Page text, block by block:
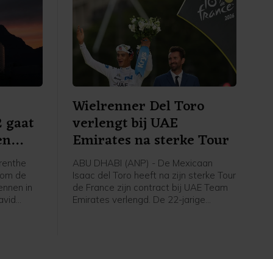
de
in
Wielrenner Del Toro
verlengt bij UAE
Emirates na sterke Tour
ABU DHABI (ANP) - De Mexicaan
Isaac del Toro heeft na zijn sterke Tour
de France zijn contract bij UAE Team
Emirates verlengd. De 22-jarige